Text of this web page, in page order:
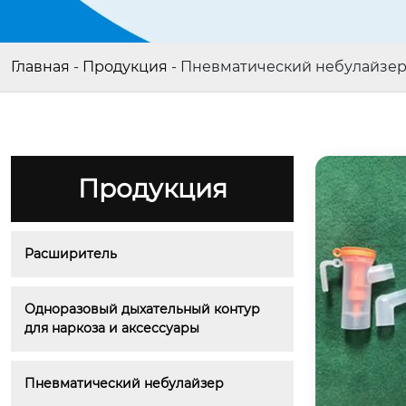
Главная - Продукция - Пневматический небулайзер
Продукция
Расширитель
Одноразовый дыхательный контур
для наркоза и аксессуары
Пневматический небулайзер